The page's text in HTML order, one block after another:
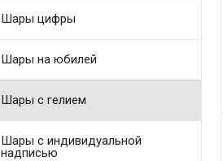
Шары цифры
Шары на юбилей
Шары с гелием
Шары с индивидуальной
надписью